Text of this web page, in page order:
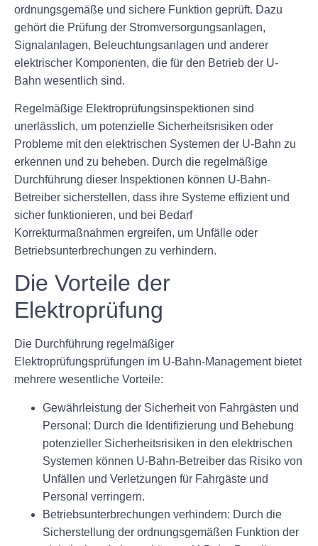
ordnungsgemäße und sichere Funktion geprüft. Dazu
gehört die Prüfung der Stromversorgungsanlagen,
Signalanlagen, Beleuchtungsanlagen und anderer
elektrischer Komponenten, die für den Betrieb der U-
Bahn wesentlich sind.
Regelmäßige Elektroprüfungsinspektionen sind
unerlässlich, um potenzielle Sicherheitsrisiken oder
Probleme mit den elektrischen Systemen der U-Bahn zu
erkennen und zu beheben. Durch die regelmäßige
Durchführung dieser Inspektionen können U-Bahn-
Betreiber sicherstellen, dass ihre Systeme effizient und
sicher funktionieren, und bei Bedarf
Korrekturmaßnahmen ergreifen, um Unfälle oder
Betriebsunterbrechungen zu verhindern.
Die Vorteile der
Elektroprüfung
Die Durchführung regelmäßiger
Elektroprüfungsprüfungen im U-Bahn-Management bietet
mehrere wesentliche Vorteile:
Gewährleistung der Sicherheit von Fahrgästen und
Personal: Durch die Identifizierung und Behebung
potenzieller Sicherheitsrisiken in den elektrischen
Systemen können U-Bahn-Betreiber das Risiko von
Unfällen und Verletzungen für Fahrgäste und
Personal verringern.
Betriebsunterbrechungen verhindern: Durch die
Sicherstellung der ordnungsgemäßen Funktion der